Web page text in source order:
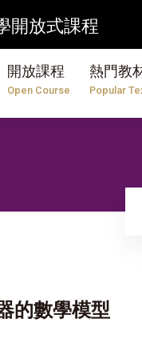
開放式課程
開放課程
Open Course
熱門教
Popular
的數學模型